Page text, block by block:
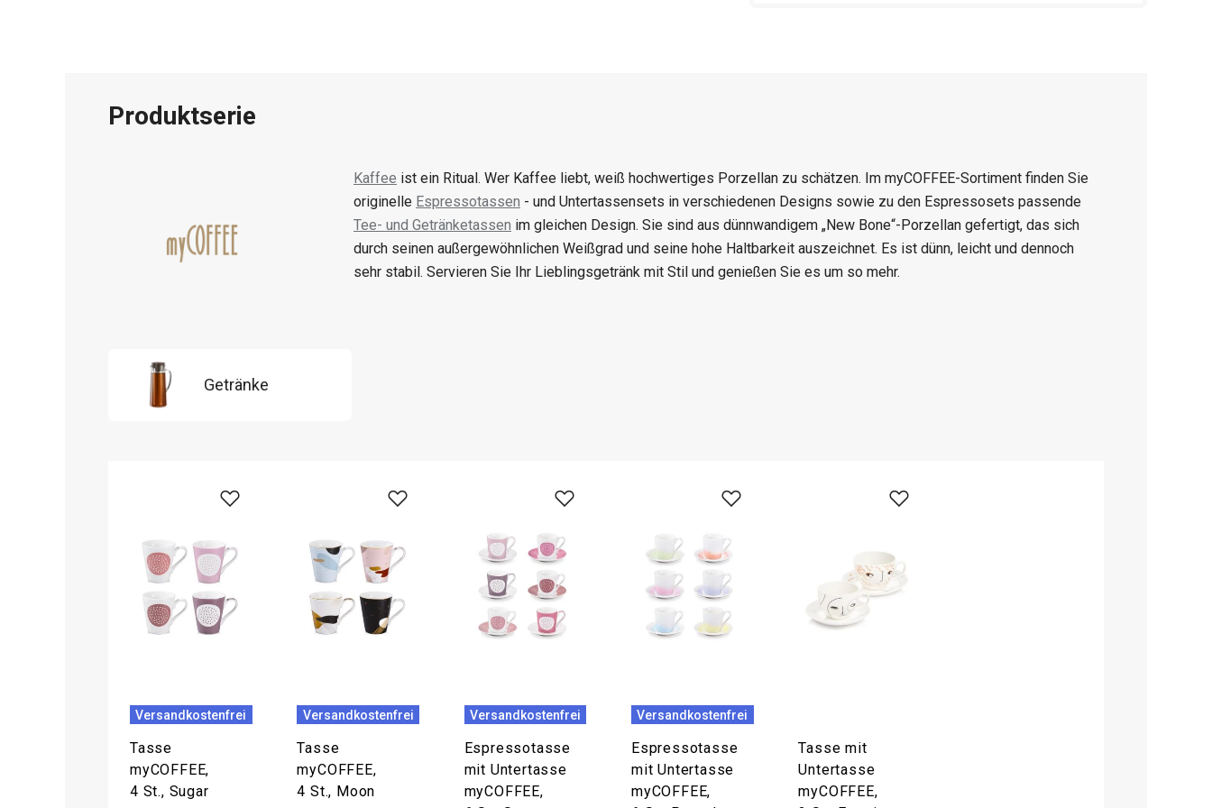
Produktserie
Kaffee ist ein Ritual. Wer Kaffee liebt, weiß hochwertiges Porzellan zu schätzen. Im myCOFFEE-Sortiment finden Sie
originelle Espressotassen - und Untertassensets in verschiedenen Designs sowie zu den Espressosets passende
Tee- und Getränketassen im gleichen Design. Sie sind aus dünnwandigem „New Bone“-Porzellan gefertigt, das sich
durch seinen außergewöhnlichen Weißgrad und seine hohe Haltbarkeit auszeichnet. Es ist dünn, leicht und dennoch
sehr stabil. Servieren Sie Ihr Lieblingsgetränk mit Stil und genießen Sie es um so mehr.
Getränke
Versandkostenfrei
Tasse
myCOFFEE,
4 St., Sugar
Versandkostenfrei
Tasse
myCOFFEE,
4 St., Moon
Versandkostenfrei
Espressotasse
mit Untertasse
myCOFFEE,
Versandkostenfrei
Espressotasse
mit Untertasse
myCOFFEE,
Tasse mit
Untertasse
myCOFFEE,